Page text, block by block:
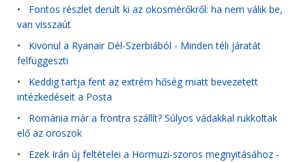
• Fontos részlet derült ki az okosmérőkről: ha nem válik be,
van visszaút
• Kivonul a Ryanair Dél-Szerbiából - Minden téli járatát
felfüggeszti
• Keddig tartja fent az extrém hőség miatt bevezetett
intézkedéseit a Posta
• Románia már a frontra szállít? Súlyos vádakkal rukkoltak
elő az oroszok
• Ezek Irán új feltételei a Hormuzi-szoros megnyitásához -